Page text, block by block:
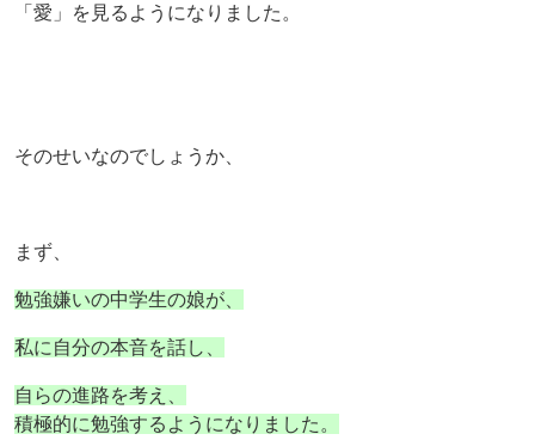
「愛」を見るようになりました。
そのせいなのでしょうか、
まず、
勉強嫌いの中学生の娘が、
私に自分の本音を話し、
自らの進路を考え、
積極的に勉強するようになりました。